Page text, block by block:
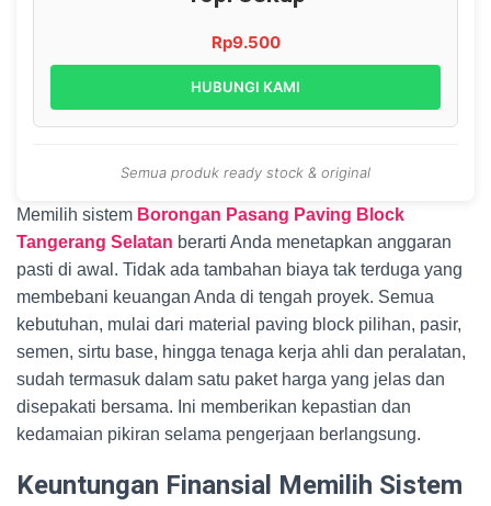
Rp9.500
HUBUNGI KAMI
Semua produk ready stock & original
Memilih sistem Borongan Pasang Paving Block
Tangerang Selatan berarti Anda menetapkan anggaran
pasti di awal. Tidak ada tambahan biaya tak terduga yang
membebani keuangan Anda di tengah proyek. Semua
kebutuhan, mulai dari material paving block pilihan, pasir,
semen, sirtu base, hingga tenaga kerja ahli dan peralatan,
sudah termasuk dalam satu paket harga yang jelas dan
disepakati bersama. Ini memberikan kepastian dan
kedamaian pikiran selama pengerjaan berlangsung.
Keuntungan Finansial Memilih Sistem